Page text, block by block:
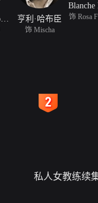
亨利·哈布臣
饰 Mischa
饰 Rosa
私人女教练续